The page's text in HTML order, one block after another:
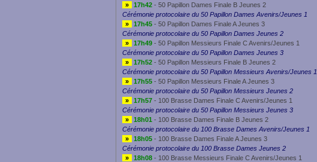
»
17h42 - 50 Papillon Dames Finale B Jeunes 2
Cérémonie protocolaire du 50 Papillon Dames Avenirs/Jeunes 1
»
17h45 - 50 Papillon Dames Finale A Jeunes 3
Cérémonie protocolaire du 50 Papillon Dames Jeunes 2
»
17h49 - 50 Papillon Messieurs Finale C Avenirs/Jeunes 1
Cérémonie protocolaire du 50 Papillon Dames Jeunes 3
»
17h52 - 50 Papillon Messieurs Finale B Jeunes 2
Cérémonie protocolaire du 50 Papillon Messieurs Avenirs/Jeunes 1
»
17h55 - 50 Papillon Messieurs Finale A Jeunes 3
Cérémonie protocolaire du 50 Papillon Messieurs Jeunes 2
»
17h57 - 100 Brasse Dames Finale C Avenirs/Jeunes 1
Cérémonie protocolaire du 50 Papillon Messieurs Jeunes 3
»
18h01 - 100 Brasse Dames Finale B Jeunes 2
Cérémonie protocolaire du 100 Brasse Dames Avenirs/Jeunes 1
»
18h05 - 100 Brasse Dames Finale A Jeunes 3
Cérémonie protocolaire du 100 Brasse Dames Jeunes 2
»
18h08 - 100 Brasse Messieurs Finale C Avenirs/Jeunes 1